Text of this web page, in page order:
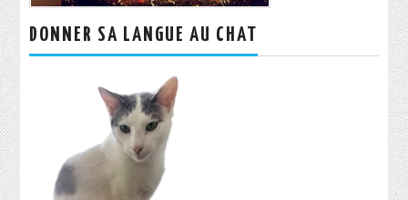
DONNER SA LANGUE AU CHAT